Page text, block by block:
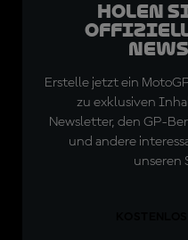
Holen
Erstelle jetzt ein
zu exklusiven
Newsletter, den GP-
und andere
unseren